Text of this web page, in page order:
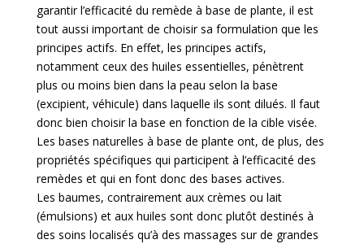
garantir l’efficacité du remède à base de plante, il est
tout aussi important de choisir sa formulation que les
principes actifs. En effet, les principes actifs,
notamment ceux des huiles essentielles, pénètrent
plus ou moins bien dans la peau selon la base
(excipient, véhicule) dans laquelle ils sont dilués. Il faut
donc bien choisir la base en fonction de la cible visée.
Les bases naturelles à base de plante ont, de plus, des
propriétés spécifiques qui participent à l’efficacité des
remèdes et qui en font donc des bases actives.
Les baumes, contrairement aux crèmes ou lait
(émulsions) et aux huiles sont donc plutôt destinés à
des soins localisés qu’à des massages sur de grandes